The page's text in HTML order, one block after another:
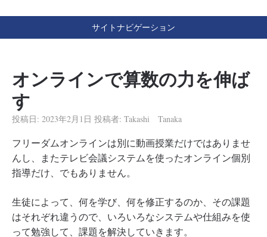
サイトナビゲーション
オンラインで算数の力を伸ば
す
投稿日: 2023年2月1日 投稿者: Takashi Tanaka
フリーダムオンラインは別に動画授業だけではありませ
んし、またテレビ会議システムを使ったオンライン個別
指導だけ、でもありません。
生徒によって、何を学び、何を修正するのか、その課題
はそれぞれ違うので、いろいろなシステムや仕組みを使
って勉強して、課題を解決していきます。